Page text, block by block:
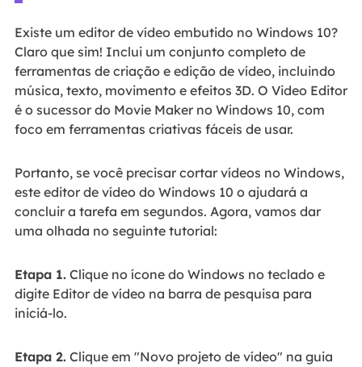
Existe um editor de vídeo embutido no Windows 10?
Claro que sim! Inclui um conjunto completo de
ferramentas de criação e edição de vídeo, incluindo
música, texto, movimento e efeitos 3D. O Video Editor
é o sucessor do Movie Maker no Windows 10, com
foco em ferramentas criativas fáceis de usar.
Portanto, se você precisar cortar vídeos no Windows,
este editor de vídeo do Windows 10 o ajudará a
concluir a tarefa em segundos. Agora, vamos dar
uma olhada no seguinte tutorial:
Etapa 1.Clique no ícone do Windows no teclado e
digite Editor de vídeo na barra de pesquisa para
iniciá-lo.
Etapa 2.Clique em "Novo projeto de vídeo" na guia